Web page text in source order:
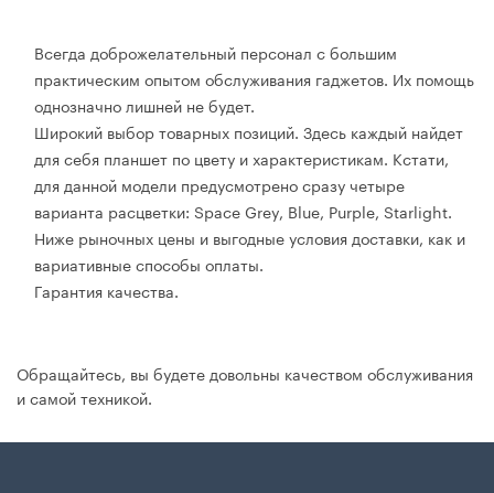
Всегда доброжелательный персонал с большим
практическим опытом обслуживания гаджетов. Их помощь
однозначно лишней не будет.
Широкий выбор товарных позиций. Здесь каждый найдет
для себя планшет по цвету и характеристикам. Кстати,
для данной модели предусмотрено сразу четыре
варианта расцветки: Space Grey, Blue, Purple, Starlight.
Ниже рыночных цены и выгодные условия доставки, как и
вариативные способы оплаты.
Гарантия качества.
Обращайтесь, вы будете довольны качеством обслуживания
и самой техникой.